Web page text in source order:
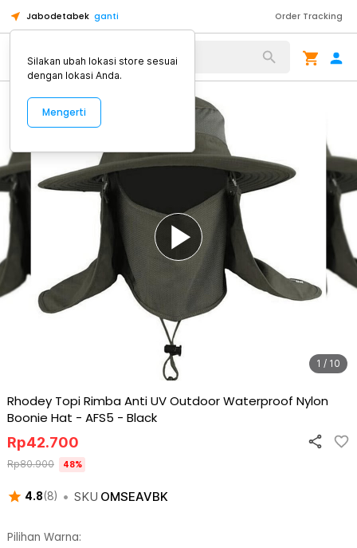
Jabodetabek ganti Order Tracking
Alat Kopi
1 / 10
Rhodey Topi Rimba Anti UV Outdoor Waterproof Nylon
Boonie Hat - AFS5 - Black
4.8(8) • SKU OMSEAVBK
Rp42.700
Rp80.900 48%
Pilihan Warna:
Silakan ubah lokasi store sesuai
dengan lokasi Anda.
Mengerti